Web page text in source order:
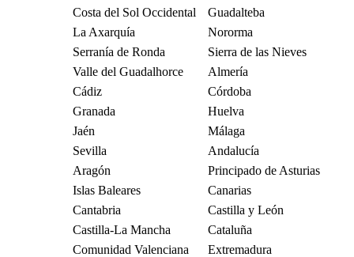
Costa del Sol Occidental
Guadalteba
La Axarquía
Nororma
Serranía de Ronda
Sierra de las Nieves
Valle del Guadalhorce
Almería
Cádiz
Córdoba
Granada
Huelva
Jaén
Málaga
Sevilla
Andalucía
Aragón
Principado de Asturias
Islas Baleares
Canarias
Cantabria
Castilla y León
Castilla-La Mancha
Cataluña
Comunidad Valenciana
Extremadura